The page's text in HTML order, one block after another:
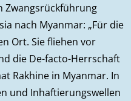
Zwangsrückführung
nach Myanmar: „Für die
Ort. Sie fliehen vor
die De-facto-Herrschaft
Rakhine in Myanmar. In
und Inhaftierungswellen